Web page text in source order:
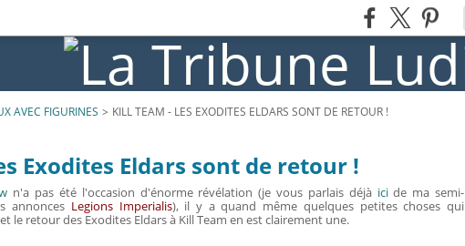
AVEC FIGURINES > KILL TEAM - LES EXODITES ELDARS SONT DE RETOUR !
Exodites Eldars sont de retour !
n'a pas été l'occasion d'énorme révélation (je vous parlais déjà icide ma semi-
annonces Legions Imperialis), il y a quand même quelques petites choses qui
le retour des Exodites Eldars à Kill Team en est clairement une.